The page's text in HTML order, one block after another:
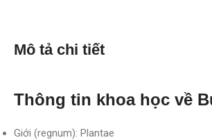
Mô tả chi tiết
Thông tin khoa học về
Giới (regnum): Plantae